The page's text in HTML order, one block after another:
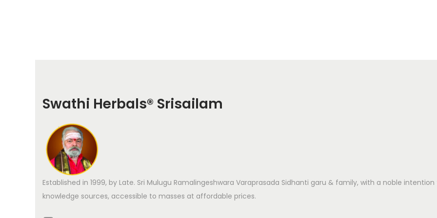
Swathi Herbals® Srisailam
Established in 1999, by Late. Sri Mulugu Ramalingeshwara Varaprasada Sidhanti garu & family, with a noble
knowledge sources, accessible to masses at affordable prices.